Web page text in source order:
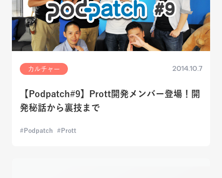
カルチャー 2014.10.7
【Podpatch#9】Prott開発メンバー登場！開
発秘話から裏技まで
Podpatch Prott